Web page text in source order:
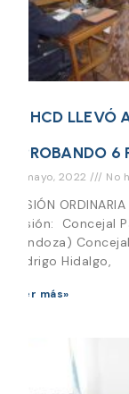
EL HCD
APROBANDO
19 mayo, 2022 No
SESIÓN
Sesión: Concejal
Mendoza)
Rodrigo Hidalgo,
Leer más»